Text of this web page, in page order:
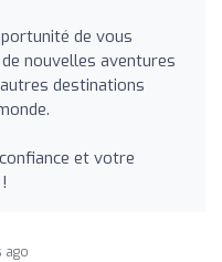
de vous
nouvelles aventures
destinations
et votre
ago